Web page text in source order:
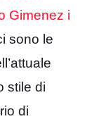
Gimenez i
sono le
stile di
di